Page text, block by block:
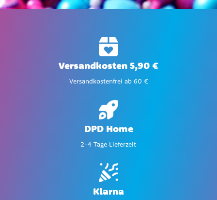
Versandkosten 5,90 €
Versandkostenfrei ab 60 €
DPD Home
2-4 Tage Lieferzeit
Klarna